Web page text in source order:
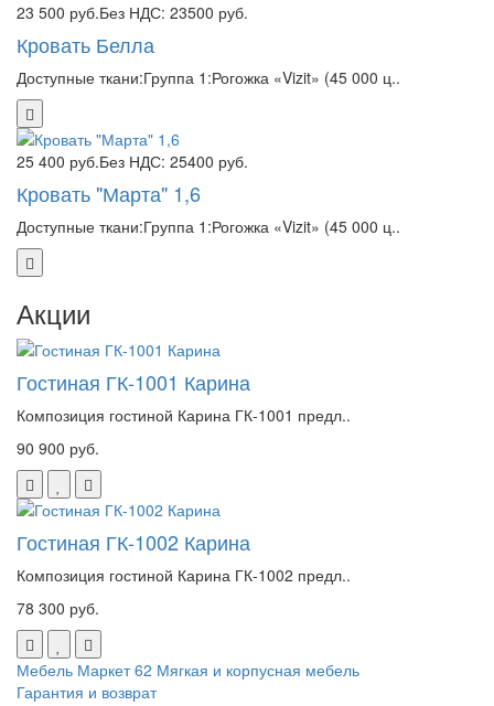
23 500 руб.Без НДС: 23500 руб.
Кровать Белла
Доступные ткани:Группа 1:Рогожка «Vizit» (45 000 ц..
25 400 руб.Без НДС: 25400 руб.
Кровать "Марта" 1,6
Доступные ткани:Группа 1:Рогожка «Vizit» (45 000 ц..
Акции
Гостиная ГК-1001 Карина
Композиция гостиной Карина ГК-1001 предл..
90 900 руб.
Гостиная ГК-1002 Карина
Композиция гостиной Карина ГК-1002 предл..
78 300 руб.
Мебель Маркет 62 Мягкая и корпусная мебель
Гарантия и возврат